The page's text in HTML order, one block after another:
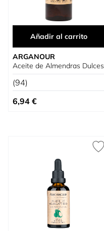
Añadir al carrito
ARGANOUR
Aceite de Almendras Dulces
(94)
6,94 €